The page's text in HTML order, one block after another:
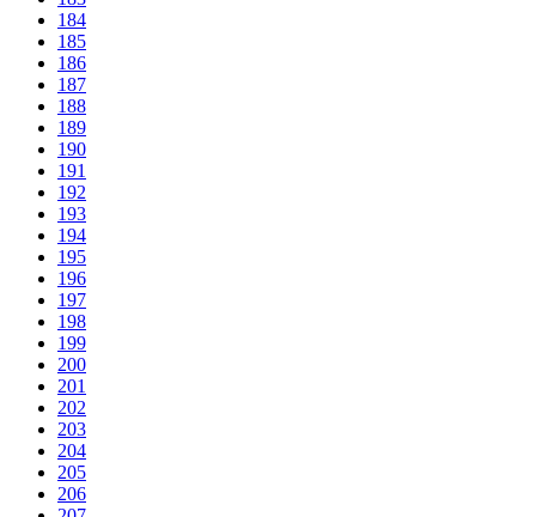
184
185
186
187
188
189
190
191
192
193
194
195
196
197
198
199
200
201
202
203
204
205
206